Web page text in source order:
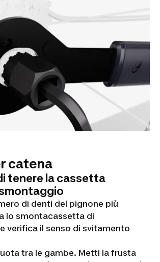
catena
tenere la cassetta
di denti del pignone più
lo smontacassetta di
verifica il senso di svitamento
tra le gambe. Metti la frusta